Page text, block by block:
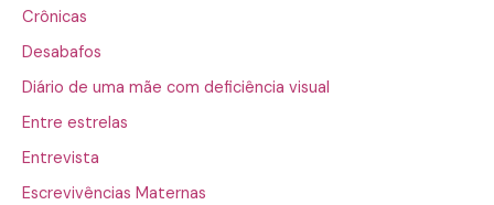
Crônicas
Desabafos
Diário de uma mãe com deficiência visual
Entre estrelas
Entrevista
Escrevivências Maternas